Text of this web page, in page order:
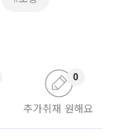
추가취재 원해요
0